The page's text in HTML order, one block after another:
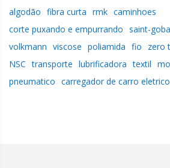
algodão fibra curta rmk caminhoes
corte puxando e empurrando saint-
volkmann viscose poliamida fio zero
NSC transporte lubrificadora textil
pneumatico carregador de carro eletrico